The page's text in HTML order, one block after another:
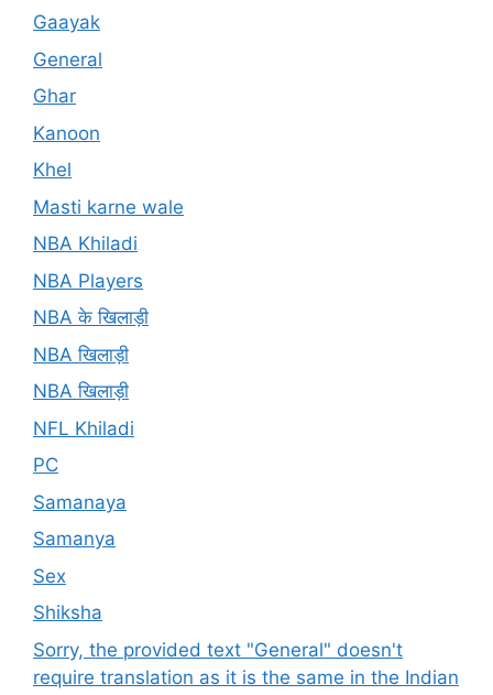
Gaayak
General
Ghar
Kanoon
Khel
Masti karne wale
NBA Khiladi
NBA Players
NBA के खिलाड़ी
NBA खिलाड़ी
NBA खिलाड़ी
NFL Khiladi
PC
Samanaya
Samanya
Sex
Shiksha
Sorry, the provided text "General" doesn't
require translation as it is the same in the Indian